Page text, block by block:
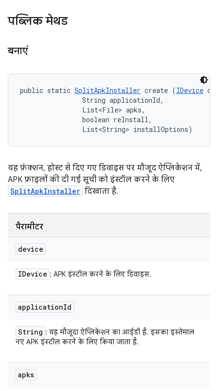
पब्लिक मेथड
बनाएं
public static SplitApkInstaller create (IDevice
                String applicationId,
                List<File> apks,
                boolean reInstall,
                List<String> installOptions)
यह फ़ंक्शन, होस्ट से दिए गए डिवाइस पर मौजूद ऐप्लिकेशन में,
APK फ़ाइलों की दी गई सूची को इंस्टॉल करने के लिए
SplitApkInstaller दिखाता है.
पैरामीटर
device
IDevice : APK इंस्टॉल करने के लिए डिवाइस.
applicationId
String : यह मौजूदा ऐप्लिकेशन का आईडी है. इसका इस्तेमाल
नए APK इंस्टॉल करने के लिए किया जाता है.
apks